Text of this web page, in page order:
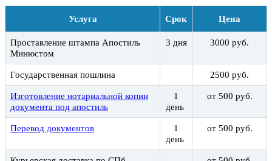
Услуга Срок Цена
Проставление штампа Апостиль
Минюстом
3 дня 3000 руб.
Государственная пошлина 2500 руб.
Изготовление нотариальной копии
документа под апостиль
1
день
от 500 руб.
Перевод документов
1
день
от 500 руб.